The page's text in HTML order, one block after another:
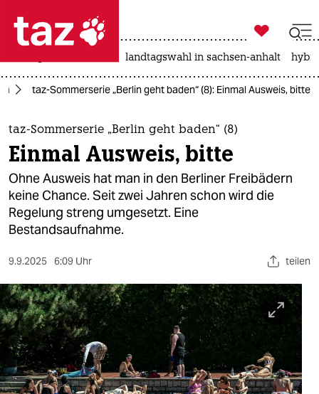
 taz zahl ich
taz zahl ich
themen
politik
öko
gesellschaft
kultur
sport
berlin
nord
wahrheit

taz zahl ich
landtagswahl in sachsen-anhalt
taz-Sommerserie „Berlin geht baden“ (8): Einmal Ausweis, bitte
taz-Sommerserie „Berlin geht baden“ (8)
Einmal Ausweis, bitte
Ohne Ausweis hat man in den Berliner Freibädern
keine Chance. Seit zwei Jahren schon wird die
Regelung streng umgesetzt. Eine
Bestandsaufnahme.
9.9.2025 6:09 Uhr teilen